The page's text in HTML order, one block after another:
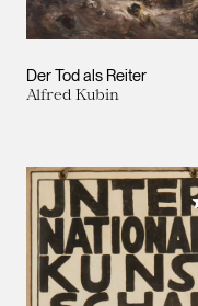
Der Tod als Reiter
Alfred Kubin